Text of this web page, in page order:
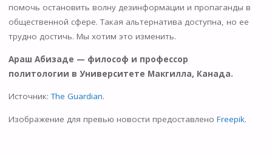
помочь остановить волну дезинформации и пропаганды в
общественной сфере. Такая альтернатива доступна, но ее
трудно достичь. Мы хотим это изменить.
Араш Абизаде — философ и профессор
политологии в Университете Макгилла, Канада.
Источник:The Guardian.
Изображение для превью новости предоставлено Freepik.